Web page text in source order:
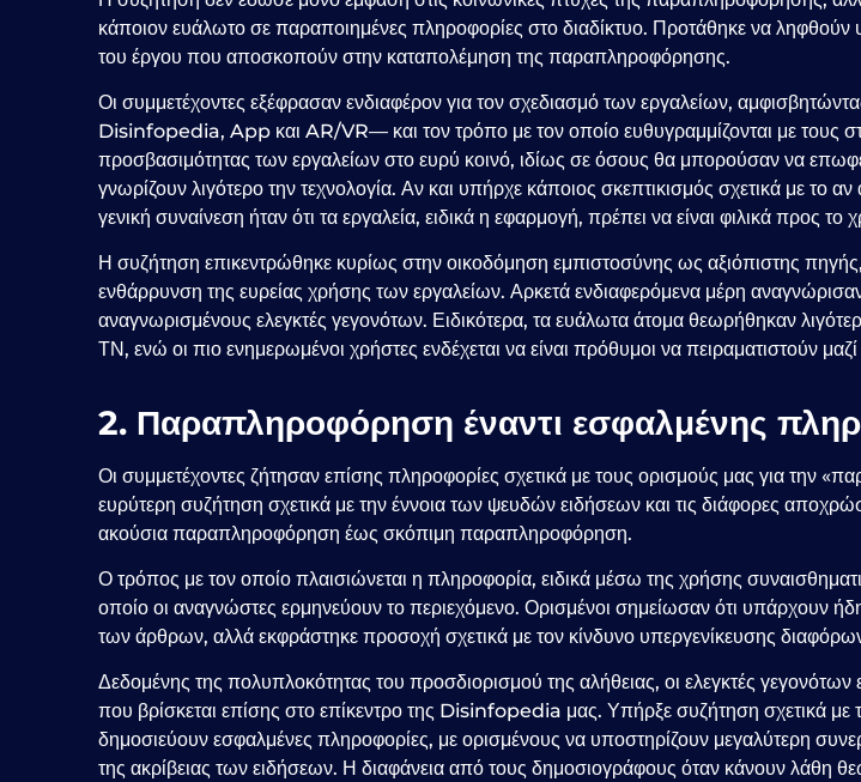
κάποιον ευάλωτο σε παραποιημένες πληροφορίες στο διαδίκτυο. Προτάθηκε να
του έργου που αποσκοπούν στην καταπολέμηση της παραπληροφόρησης.
Οι συμμετέχοντες εξέφρασαν ενδιαφέρον για τον σχεδιασμό των εργαλείων,
Disinfopedia, App και AR/VR— και τον τρόπο με τον οποίο ευθυγραμμίζονται με τους
προσβασιμότητας των εργαλείων στο ευρύ κοινό, ιδίως σε όσους θα μπορούσαν να
γνωρίζουν λιγότερο την τεχνολογία. Αν και υπήρχε κάποιος σκεπτικισμός σχετικά με
γενική συναίνεση ήταν ότι τα εργαλεία, ειδικά η εφαρμογή, πρέπει να είναι φιλικά προς το
Η συζήτηση επικεντρώθηκε κυρίως στην οικοδόμηση εμπιστοσύνης ως αξιόπιστης
ενθάρρυνση της ευρείας χρήσης των εργαλείων. Αρκετά ενδιαφερόμενα μέρη
αναγνωρισμένους ελεγκτές γεγονότων. Ειδικότερα, τα ευάλωτα άτομα θεωρήθηκαν
ΤΝ, ενώ οι πιο ενημερωμένοι χρήστες ενδέχεται να είναι πρόθυμοι να πειραματιστούν μαζί
2. Παραπληροφόρηση έναντι εσφαλμένης
Οι συμμετέχοντες ζήτησαν επίσης πληροφορίες σχετικά με τους ορισμούς μας για
ευρύτερη συζήτηση σχετικά με την έννοια των ψευδών ειδήσεων και τις διάφορες
ακούσια παραπληροφόρηση έως σκόπιμη παραπληροφόρηση.
Ο τρόπος με τον οποίο πλαισιώνεται η πληροφορία, ειδικά μέσω της χρήσης
οποίο οι αναγνώστες ερμηνεύουν το περιεχόμενο. Ορισμένοι σημείωσαν ότι υπάρχουν
των άρθρων, αλλά εκφράστηκε προσοχή σχετικά με τον κίνδυνο υπεργενίκευσης
Δεδομένης της πολυπλοκότητας του προσδιορισμού της αλήθειας, οι ελεγκτές
που βρίσκεται επίσης στο επίκεντρο της Disinfopedia μας. Υπήρξε συζήτηση σχετικά
δημοσιεύουν εσφαλμένες πληροφορίες, με ορισμένους να υποστηρίζουν μεγαλύτερη
της ακρίβειας των ειδήσεων. Η διαφάνεια από τους δημοσιογράφους όταν κάνουν λάθη